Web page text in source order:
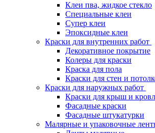
Клеи пва, жидкое стекло
Специальные клеи
Супер клеи
Эпоксидные клеи
Краски для внутренних работ
Декоративное покрытие
Колеры для краски
Краска для пола
Краски для стен и
Краски для наружных работ
Краски для крыш и
Фасадные краски
Фасадные штукатурки
Малярные и упаковочные